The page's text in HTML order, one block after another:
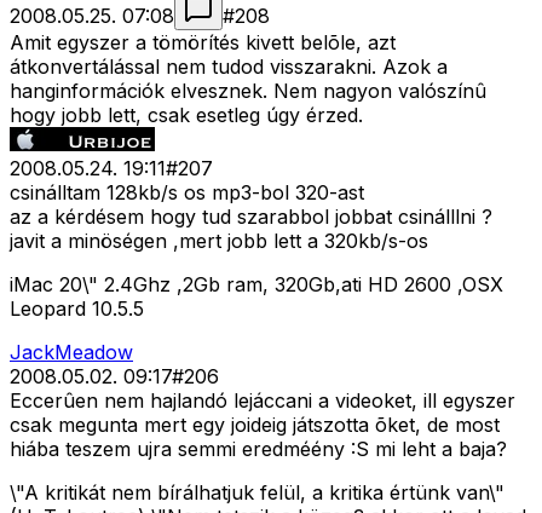
2008.05.25. 07:08 #208
Amit egyszer a tömörítés kivett belõle, azt
átkonvertálással nem tudod visszarakni. Azok a
hanginformációk elvesznek. Nem nagyon valószínû
hogy jobb lett, csak esetleg úgy érzed.
2008.05.24. 19:11#207
csinálltam 128kb/s os mp3-bol 320-ast
az a kérdésem hogy tud szarabbol jobbat csinálllni ?
javit a minöségen ,mert jobb lett a 320kb/s-os
iMac 20\" 2.4Ghz ,2Gb ram, 320Gb,ati HD 2600 ,OSX
Leopard 10.5.5
JackMeadow
2008.05.02. 09:17#206
Eccerûen nem hajlandó lejáccani a videoket, ill egyszer
csak megunta mert egy joideig játszotta õket, de most
hiába teszem ujra semmi eredméény :S mi leht a baja?
\"A kritikát nem bírálhatjuk felül, a kritika értünk van\"